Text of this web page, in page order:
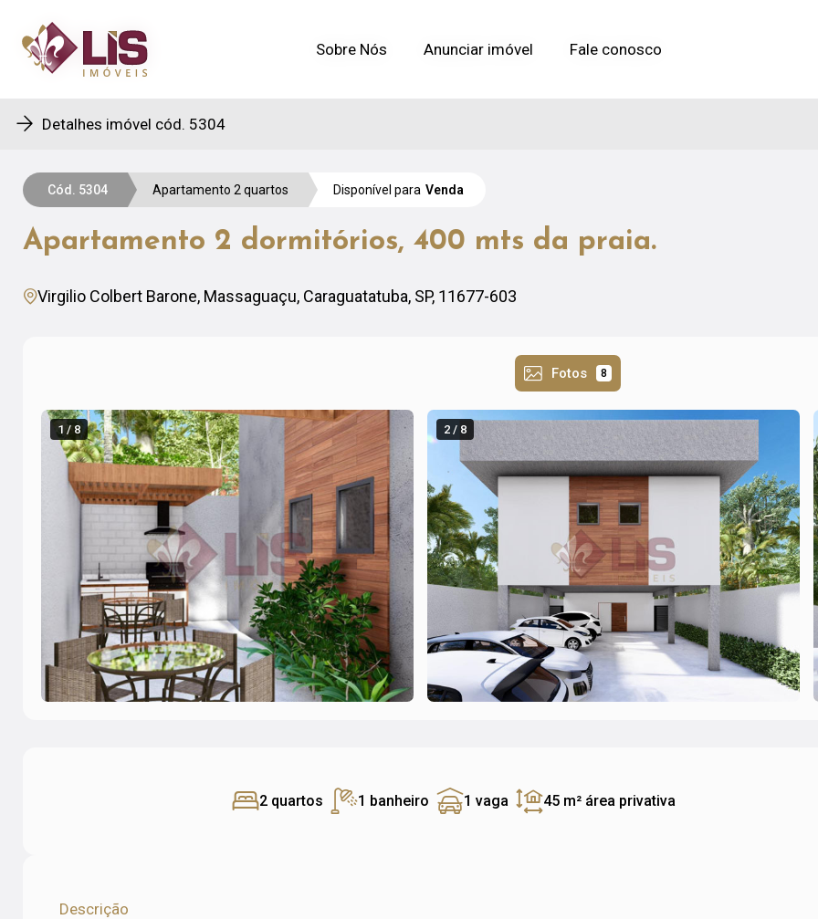
Sobre Nós Anunciar imóvel Fale conosco
Sobre Nós Anunciar imóvel Fale conosco
Detalhes imóvel cód. 5304
Cód. 5304 Apartamento 2 quartos Disponível para Venda
Apartamento 2 dormitórios, 400 mts da praia.
Virgilio Colbert Barone, Massaguaçu, Caraguatatuba, SP, 11677-603
Fotos 8
1 / 8 2 / 8
2 quartos 1 banheiro 1 vaga 45 m² área privativa
Descrição